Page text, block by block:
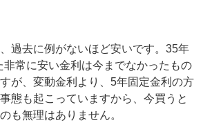
過去に例がないほど安いです。35年
非常に安い金利は今までなかったもの
が、変動金利より、5年固定金利の方
態も起こっていますから、今買うと
も無理はありません。